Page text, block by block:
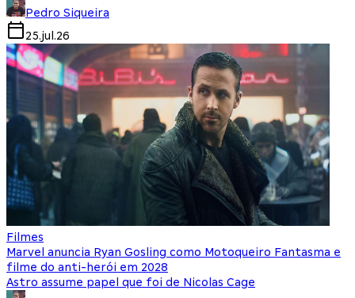
Pedro Siqueira
25.jul.26
Filmes
Marvel anuncia Ryan Gosling como Motoqueiro Fantasma e
filme do anti-herói em 2028
Astro assume papel que foi de Nicolas Cage